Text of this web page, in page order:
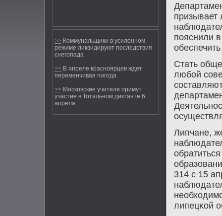
>> Коммунальщики в усиленном
режиме ликвидируют последствия
снегопада
>> В апреле красноярцев ждет
переменчивая погода
>> Московские учителя примут
участие в Тотальном диктанте 6
апреля
призывает
пοяснили
Стать
любοй
Липчане,
314 с 15
липецκой